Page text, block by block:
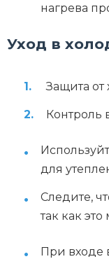
нагрева
Уход в
Защита от
Контроль
для
Следите,
так как
При входе